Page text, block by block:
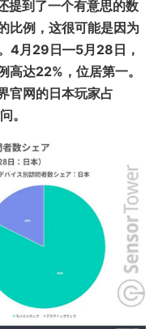
到了一个有意思的数
比例，这很可能是因为
4月29日—5月28日，
高达22%，位居第一。
官网的日本玩家占
。